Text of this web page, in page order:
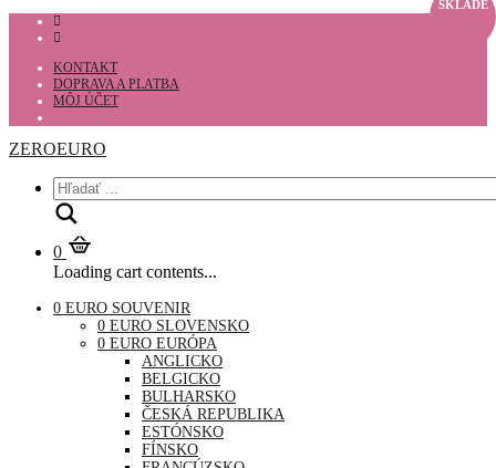
KONTAKT
DOPRAVA A PLATBA
MÔJ ÚČET
ZEROEURO
0
Loading cart contents...
0 EURO SOUVENIR
0 EURO SLOVENSKO
0 EURO EURÓPA
ANGLICKO
BELGICKO
BULHARSKO
ČESKÁ REPUBLIKA
ESTÓNSKO
FÍNSKO
SKLADE